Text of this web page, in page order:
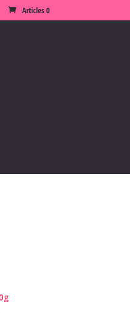
Articles 0